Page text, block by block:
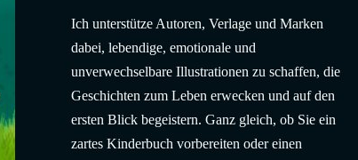
Ich unterstütze Autoren, Verlage und Marken
dabei, lebendige, emotionale und
unverwechselbare Illustrationen zu schaffen, die
Geschichten zum Leben erwecken und auf den
ersten Blick begeistern. Ganz gleich, ob Sie ein
zartes Kinderbuch vorbereiten oder einen